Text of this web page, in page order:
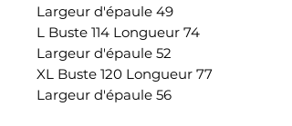
Largeur d'épaule 49
L Buste 114 Longueur 74
Largeur d'épaule 52
XL Buste 120 Longueur 77
Largeur d'épaule 56